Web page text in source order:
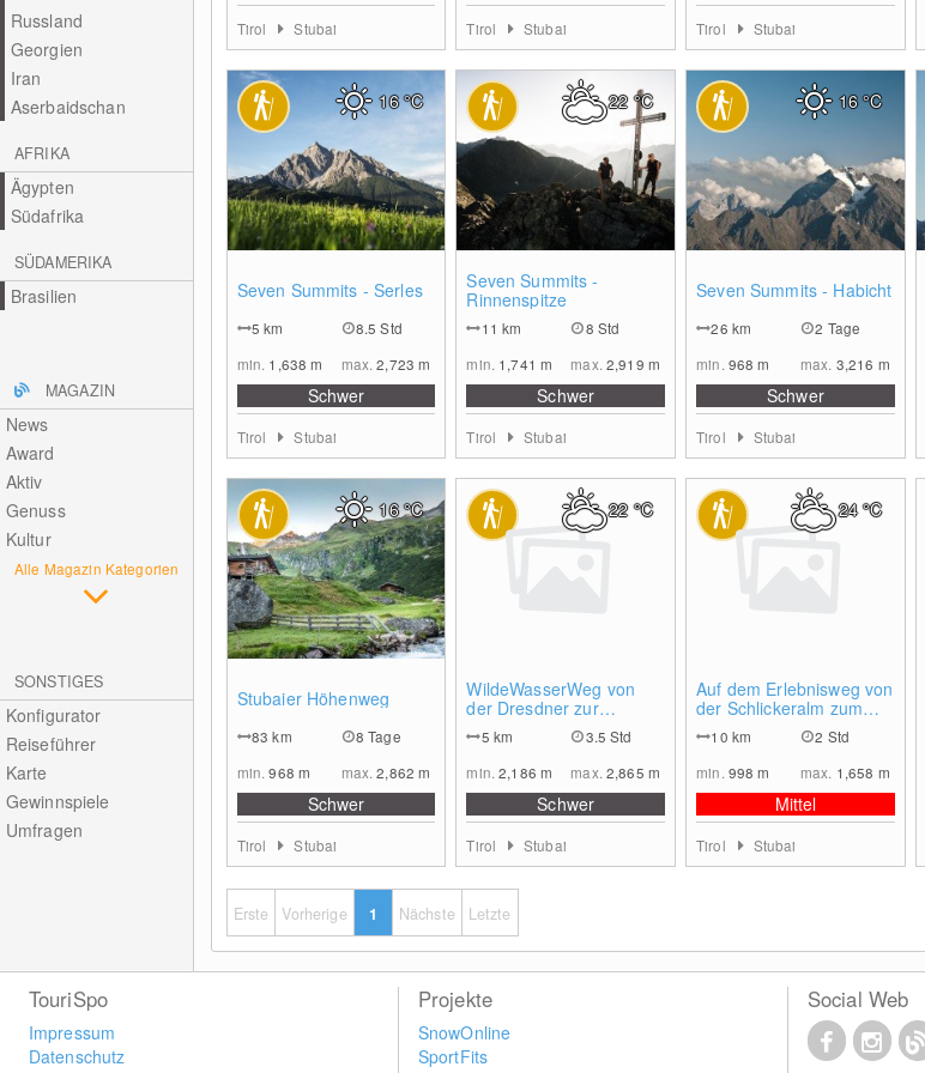
Russland
Georgien
Iran
Aserbaidschan
AFRIKA
Ägypten
Südafrika
SÜDAMERIKA
Brasilien
MAGAZIN
News
Award
Aktiv
Genuss
Kultur
Alle Magazin Kategorien
SONSTIGES
Konfigurator
Reiseführer
Karte
Gewinnspiele
Umfragen
Tirol Stubai Tirol Stubai Tirol Stubai
Seven Summits - Serles
5km
8.5 Std
min. 1,638m max.2,723m
Schwer
16°C
Tirol Stubai
Seven Summits -
Rinnenspitze
11km
8 Std
min. 1,741 m max. 2,919 m
Schwer
22°C
Tirol Stubai
Seven Summits - Habicht
26 km
2 Tage
min. 968m max. 3,216 m
Schwer
16°C
Tirol Stubai
Stubaier Höhenweg
83km
8 Tage
min.968 m max.2,862m
Schwer
16°C
Tirol Stubai
WildeWasserWeg von
der Dresdner zur
Sulzenau Hütte
5 km
3.5 Std
min.2,186 m max. 2,865 m
Schwer
22°C
Tirol Stubai
0
Auf dem Erlebnisweg von
der Schlickeralm zum
Gröbenhof
10 km
2 Std
min. 998m max. 1,658 m
Mittel
24°C
Tirol Stubai
Erste Vorherige 1 Nächste Letzte
TouriSpo
Impressum
Datenschutz
Projekte
SnowOnline
SportFits
Social Web